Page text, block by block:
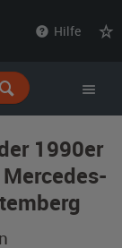
Hilfe
1990er